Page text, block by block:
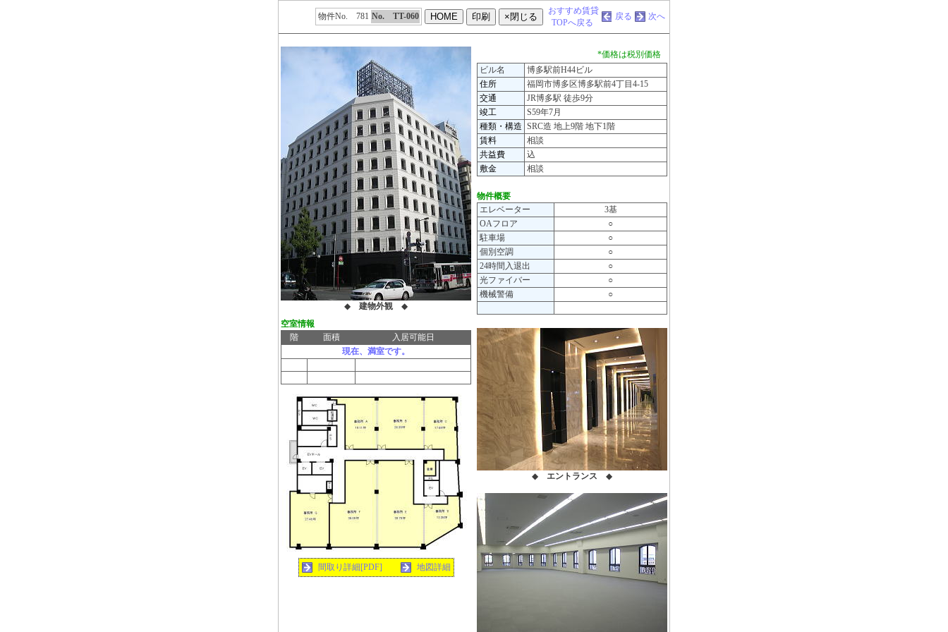
物件No. 781 No. TT-060
おすすめ賃貸
TOPへ戻る
戻る 次へ
◆ 建物外観 ◆
空室情報
階
面積
入居可能日
現在、満室です。
間取り詳細[PDF] 地図詳細
*価格は税別価格
ビル名
博多駅前H44ビル
住所
福岡市博多区博多駅前4丁目4-15
交通
JR博多駅 徒歩9分
竣工
S59年7月
種類・構造 SRC造 地上9階 地下1階
賃料
相談
共益費
込
敷金
相談
物件概要
エレベーター
3基
OAフロア
○
駐車場
○
個別空調
○
24時間入退出
○
光ファイバー
○
機械警備
○
◆ エントランス ◆